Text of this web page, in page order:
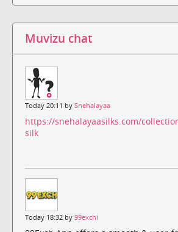
Muvizu chat
Today 20:11 by Snehalayaa
https://snehalayaasilks.com/
silk
Today 18:32 by 99exchi